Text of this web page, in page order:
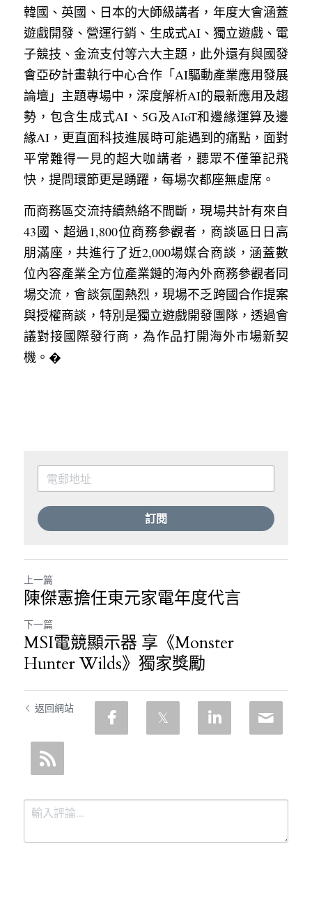
韓國、英國、日本的大師級講者，年度大會涵蓋
遊戲開發、營運行銷、生成式AI、獨立遊戲、電
子競技、金流支付等六大主題，此外還有與國發
會亞矽計畫執行中心合作「AI驅動產業應用發展
論壇」主題專場中，深度解析AI的最新應用及趨
勢，包含生成式AI、5G及AIoT和邊緣運算及邊
緣AI，更直面科技進展時可能遇到的痛點，面對
平常難得一見的超大咖講者，聽眾不僅筆記飛
快，提問環節更是踴躍，每場次都座無虛席。
而商務區交流持續熱絡不間斷，現場共計有來自
43國、超過1,800位商務參觀者，商談區日日高
朋滿座，共進行了近2,000場媒合商談，涵蓋數
位內容產業全方位產業鏈的海內外商務參觀者同
場交流，會談氛圍熱烈，現場不乏跨國合作提案
與授權商談，特別是獨立遊戲開發團隊，透過會
議對接國際發行商，為作品打開海外市場新契
機。�
訂閱
上一篇
陳傑憲擔任東元家電年度代言
下一篇
MSI電競顯示器 享《Monster
Hunter Wilds》獨家獎勵
返回網站